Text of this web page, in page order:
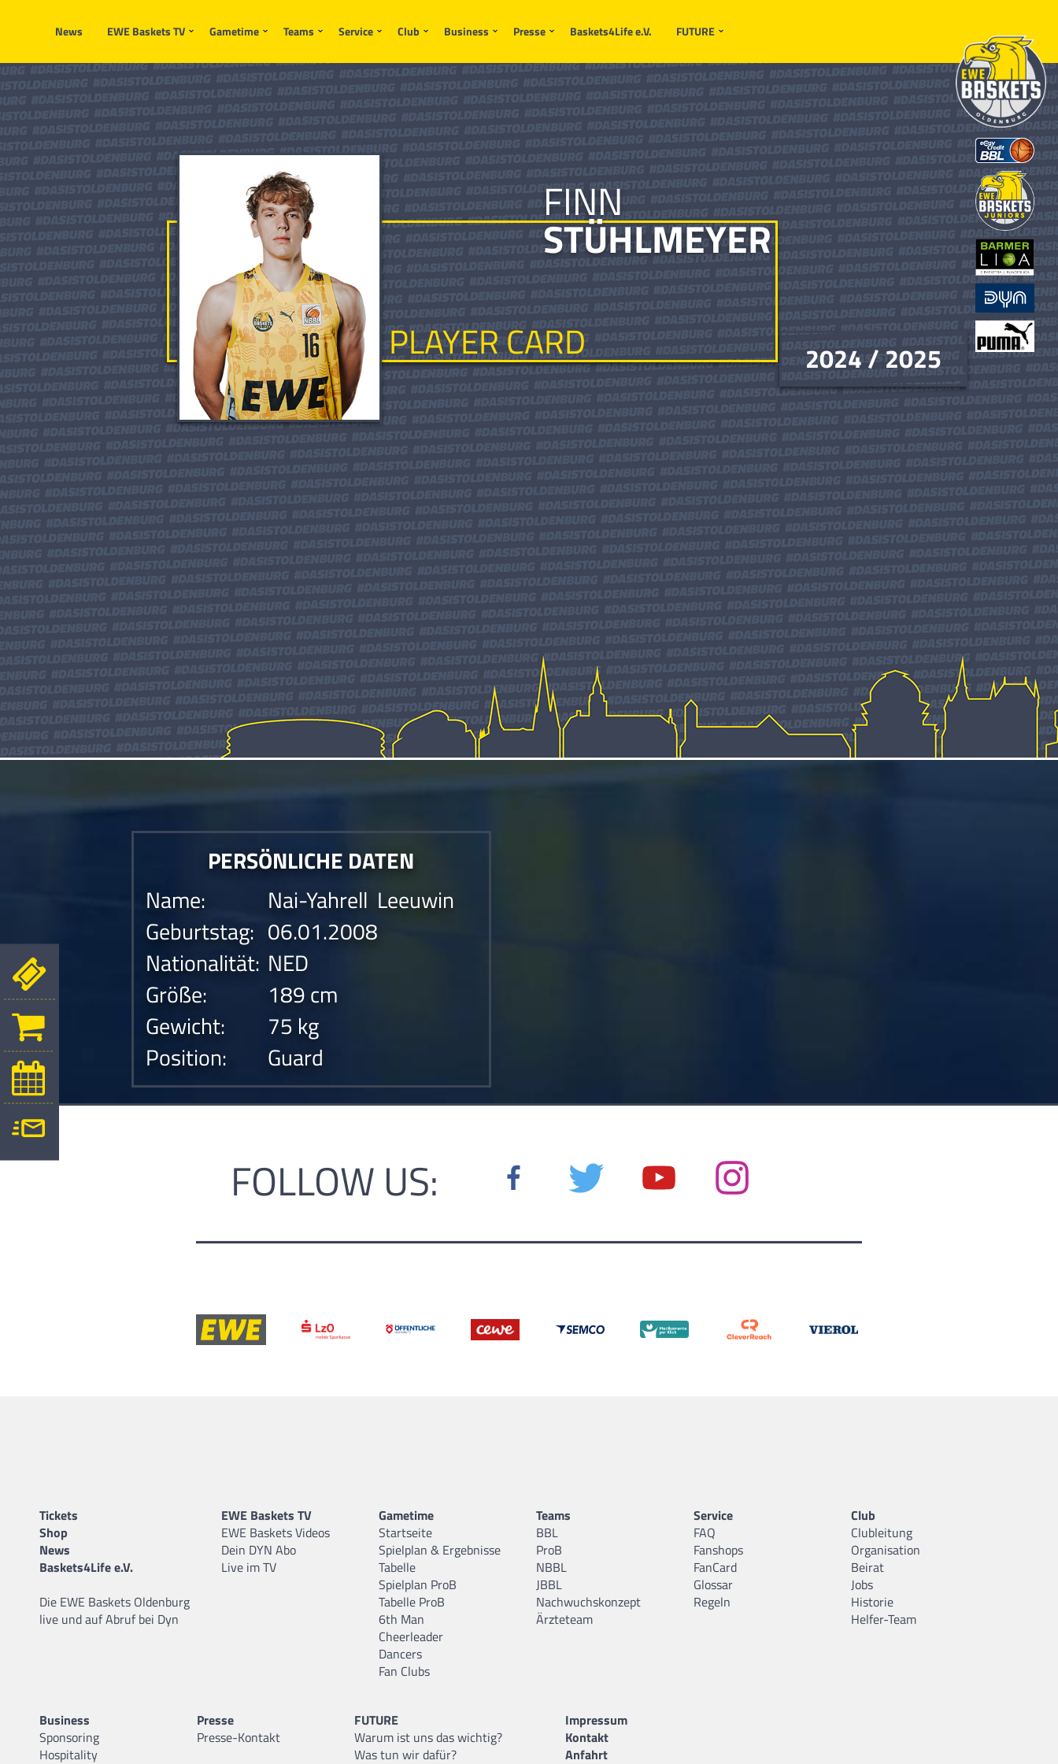
News EWE Baskets TV Gametime Teams Service Club Business Presse Baskets4Life e.V. FUTURE
FINN
STÜHLMEYER
PLAYER CARD 2024 / 2025
PERSÖNLICHE DATEN
Name:
Nai-Yahrell Leeuwin
Geburtstag: 06.01.2008
Nationalität: NED
Größe:
189 cm
Gewicht:
75 kg
Position:
Guard
FOLLOW US:
Tickets
Shop
News
Baskets4Life e.V.
Die EWE Baskets Oldenburg
live und auf Abruf bei Dyn
EWE Baskets TV
EWE Baskets Videos
Dein DYN Abo
Live im TV
Gametime
Startseite
Spielplan & Ergebnisse
Tabelle
Spielplan ProB
Tabelle ProB
6th Man
Cheerleader
Dancers
Fan Clubs
Teams
BBL
ProB
NBBL
JBBL
Nachwuchskonzept
Ärzteteam
Service
FAQ
Fanshops
FanCard
Glossar
Regeln
Club
Clubleitung
Organisation
Beirat
Jobs
Historie
Helfer-Team
Business
Sponsoring
Hospitality
Presse
Presse-Kontakt
FUTURE
Warum ist uns das wichtig?
Was tun wir dafür?
Impressum
Kontakt
Anfahrt